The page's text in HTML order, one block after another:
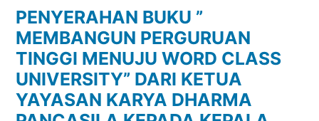
PENYERAHAN BUKU ”
MEMBANGUN PERGURUAN
TINGGI MENUJU WORD CLASS
UNIVERSITY” DARI KETUA
YAYASAN KARYA DHARMA